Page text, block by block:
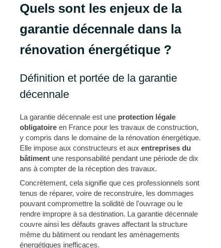
Quels sont les enjeux de la
garantie décennale dans la
rénovation énergétique ?
Définition et portée de la garantie
décennale
La garantie décennale est une protection légale
obligatoire en France pour les travaux de construction,
y compris dans le domaine de la rénovation énergétique.
Elle impose aux constructeurs et aux entreprises du
bâtiment une responsabilité pendant une période de dix
ans à compter de la réception des travaux.
Concrètement, cela signifie que ces professionnels sont
tenus de réparer, voire de reconstruire, les dommages
pouvant compromettre la solidité de l'ouvrage ou le
rendre impropre à sa destination. La garantie décennale
couvre ainsi les défauts graves affectant la structure
même du bâtiment ou rendant les aménagements
énergétiques inefficaces.